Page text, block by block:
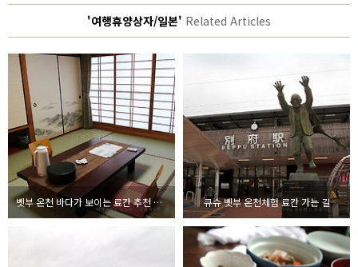
'여행휴양상자/일본' Related Articles
벳부 온천 바다가 보이는 료칸 추천 우미카오루 야도 호텔 뉴 마츠미 후기 큐슈 벳부 온천체험 료칸 가는 길